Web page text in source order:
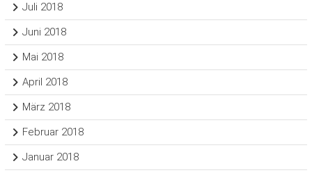
Juli 2018
Juni 2018
Mai 2018
April 2018
März 2018
Februar 2018
Januar 2018